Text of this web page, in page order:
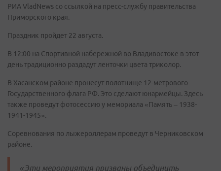
РИА VladNews со ссылкой на пресс-службу правительства
Приморского края.
Праздник пройдет 22 августа.
В 12:00 на Спортивной набережной во Владивостоке в этот
день традиционно раздадут ленточки цвета триколор.
В Хасанском районе пронесут полотнище 12-метрового
Государственного флага РФ. Это сделают юнармейцы. Здесь
также проведут фотосессию у мемориала «Память – 1938-
1941-1945».
Соревнования по лыжероллерам проведут в Черниковском
районе.
«Эти мероприятия призваны объединить